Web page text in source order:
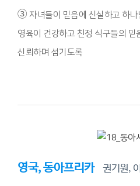
③ 자녀들이 믿음에 신실하고 하
영육이 건강하고 친정 식구들의 믿
신뢰하며 섬기도록
영국, 동아프리카 권기원,